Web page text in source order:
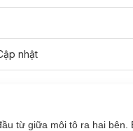
nhật
từ giữa môi tô ra hai